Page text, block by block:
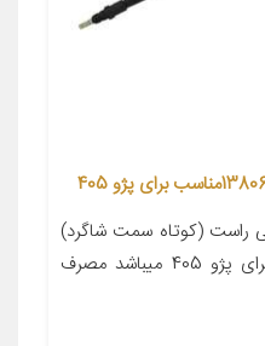
راست (کوتاه سمت شاگرد)
ایساکو کد 13806004مناسب برای پژو 405 میباشد مصرف